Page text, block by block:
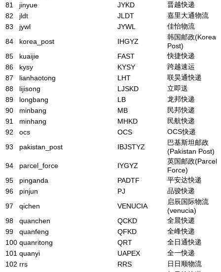
81
jinyue JYKD
晋越快递
82
jldt JLDT
嘉里大通物流
83
jywl JYWL
佳怡物流
84
korea_post IHGYZ
韩国邮政(Korea
Post)
85
kuaijie FAST
快捷快递
86
kysy KYSY
跨越速运
87
lianhaotong LHT
联昊通快递
88
lijisong LJSKD
立即送
89
longbang LB
龙邦快递
90
minbang MB
民邦快递
91
minhang MHKD
民航快递
92
ocs OCS
OCS快递
93
pakistan_post IBJSTYZ
巴基斯坦邮政
(Pakistan Post)
94
parcel_force IYGYZ
英国邮政(Parcel
Force)
95
pinganda PADTF
平安达快递
96
pinjun PJ
品骏快递
97
qichen VENUCIA
启辰国际物流
(venucia)
98
quanchen QCKD
全晨快递
99
quanfeng QFKD
全峰快递
100 quanritong QRT
全日通快递
101 quanyi UAPEX
全一快递
102 rrs RRS
日日顺物流